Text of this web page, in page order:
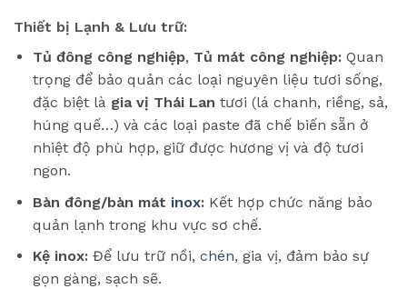
Thiết bị Lạnh & Lưu trữ:
Tủ đông công nghiệp, Tủ mát công nghiệp:Quan
trọng để bảo quản các loại nguyên liệu tươi sống,
đặc biệt là gia vị Thái Lan tươi (lá chanh, riềng, sả,
húng quế…) và các loại paste đã chế biến sẵn ở
nhiệt độ phù hợp, giữ được hương vị và độ tươi
ngon.
Bàn đông/bàn mát inox:Kết hợp chức năng bảo
quản lạnh trong khu vực sơ chế.
Kệ inox:Để lưu trữ nồi, chén, gia vị, đảm bảo sự
gọn gàng, sạch sẽ.